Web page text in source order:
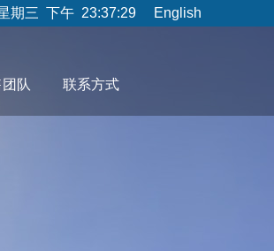
English
期三 下午 23:37:29
队 联系方式